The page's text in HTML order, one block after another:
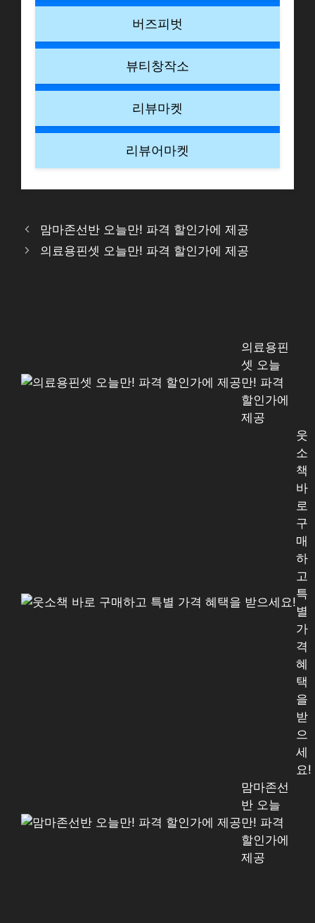
버즈피벗
뷰티창작소
리뷰마켓
리뷰어마켓
맘마존선반 오늘만! 파격 할인가에 제공
의료용핀셋 오늘만! 파격 할인가에 제공
의료용핀
셋 오늘
만! 파격
할인가에
제공
웃
소
책
바
로
구
매
하
고
특
별
가
격
혜
택
을
받
으
세
요!
맘마존선
반 오늘
만! 파격
할인가에
제공